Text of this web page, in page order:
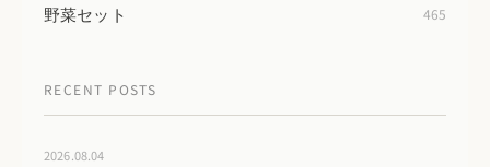
野菜セット 465
RECENT POSTS
2026.08.04